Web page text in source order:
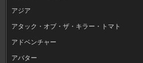
アジア
アタック・オブ・ザ・キラー・トマト
アドベンチャー
アバター